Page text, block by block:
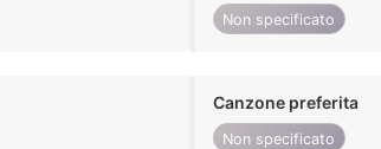
Non specificato
Canzone preferita
Non specificato